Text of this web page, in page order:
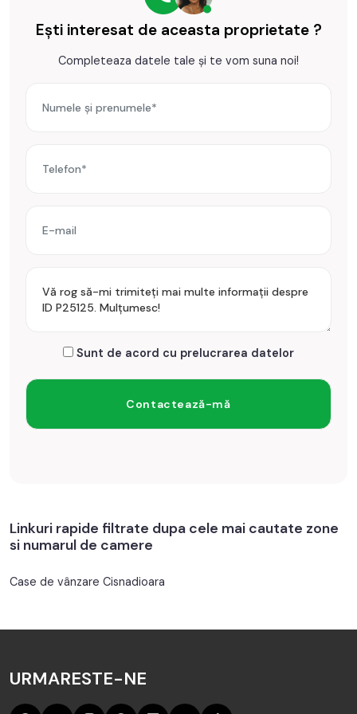
TABOO Imobiliare– partenerul tau de incredere pentru o
tranzactie sigura si transparenta.
Contacteaza-ne pentru mai multe detalii sau pentru a
Prețul este de 160.000€
Ești interesat de aceasta proprietate ?
Completeaza datele tale și te vom suna noi!
Sunt de acord cu prelucrarea datelor
Linkuri rapide filtrate dupa cele mai cautate zone
si numarul de camere
Case de vânzare Cisnadioara
URMARESTE-NE